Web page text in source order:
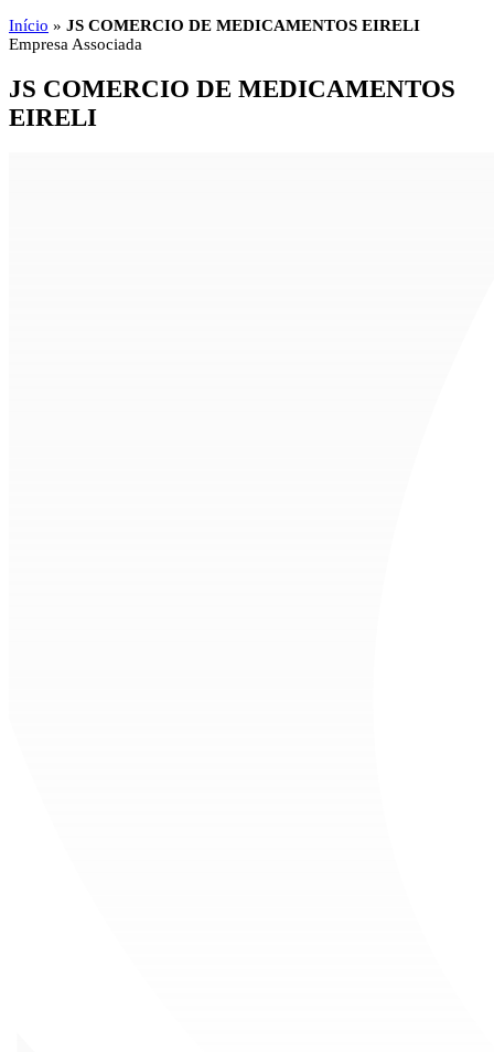
Início » JS COMERCIO DE MEDICAMENTOS EIRELI
Empresa Associada
JS COMERCIO DE MEDICAMENTOS
EIRELI